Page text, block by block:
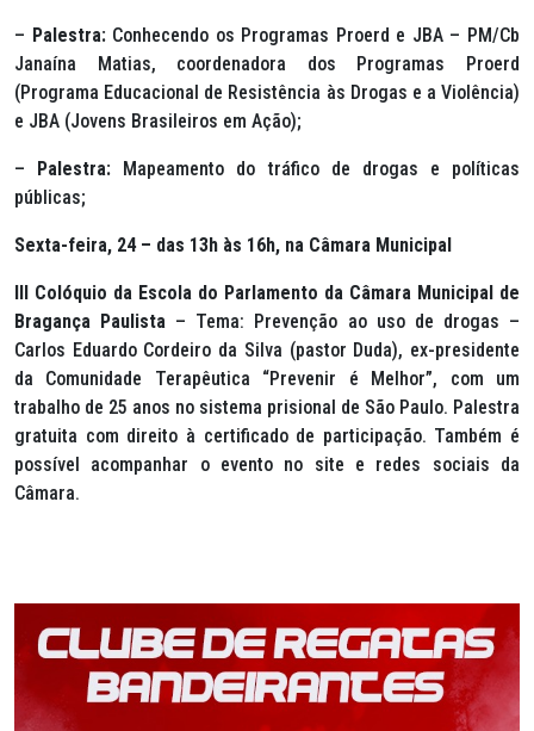
– Palestra: Conhecendo os Programas Proerd e JBA – PM/Cb
Janaína Matias, coordenadora dos Programas Proerd
(Programa Educacional de Resistência às Drogas e a Violência)
e JBA (Jovens Brasileiros em Ação);
– Palestra: Mapeamento do tráfico de drogas e políticas
públicas;
Sexta-feira, 24 – das 13h às 16h, na Câmara Municipal
III Colóquio da Escola do Parlamento da Câmara Municipal de
Bragança Paulista – Tema: Prevenção ao uso de drogas –
Carlos Eduardo Cordeiro da Silva (pastor Duda), ex-presidente
da Comunidade Terapêutica “Prevenir é Melhor”, com um
trabalho de 25 anos no sistema prisional de São Paulo. Palestra
gratuita com direito à certificado de participação. Também é
possível acompanhar o evento no site e redes sociais da
Câmara.